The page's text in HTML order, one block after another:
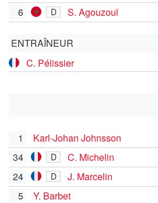
6
D S. Agouzoul
ENTRAÎNEUR
C. Pélissier
1
Karl-Johan Johnsson
34
D
C. Michelin
24
D J. Marcelin
5
Y. Barbet